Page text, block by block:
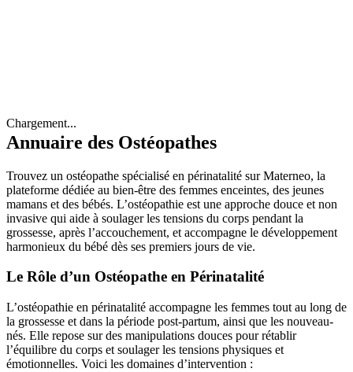
Chargement...
Annuaire des Ostéopathes
Trouvez un ostéopathe spécialisé en périnatalité sur Materneo, la
plateforme dédiée au bien-être des femmes enceintes, des jeunes
mamans et des bébés. L’ostéopathie est une approche douce et non
invasive qui aide à soulager les tensions du corps pendant la
grossesse, après l’accouchement, et accompagne le développement
harmonieux du bébé dès ses premiers jours de vie.
Le Rôle d’un Ostéopathe en Périnatalité
L’ostéopathie en périnatalité accompagne les femmes tout au long de
la grossesse et dans la période post-partum, ainsi que les nouveau-
nés. Elle repose sur des manipulations douces pour rétablir
l’équilibre du corps et soulager les tensions physiques et
émotionnelles. Voici les domaines d’intervention :